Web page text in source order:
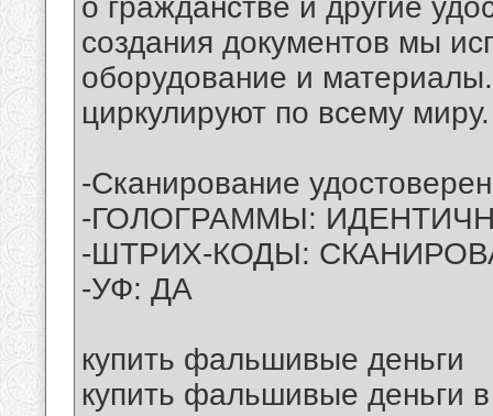
о гражданстве и другие
создания документов мы
оборудование и
циркулируют по всему миру.
-Сканирование
-ГОЛОГРАММЫ:
-ШТРИХ-КОДЫ:
-УФ: ДА
купить фальшивые деньги
купить фальшивые деньги